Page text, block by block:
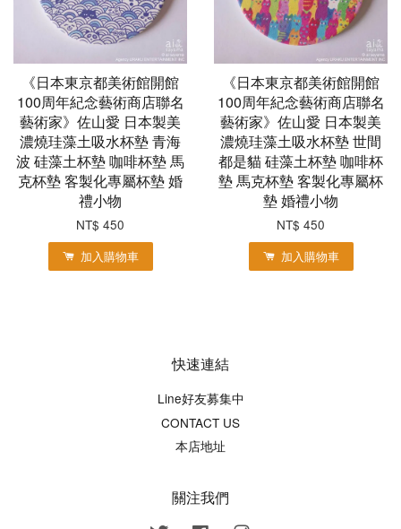
《日本東京都美術館開館
100周年紀念藝術商店聯名
藝術家》佐山愛 日本製美
濃燒珪藻土吸水杯墊 青海
波 硅藻土杯墊 咖啡杯墊 馬
克杯墊 客製化專屬杯墊 婚
禮小物
NT$ 450
加入購物車
《日本東京都美術館開館
100周年紀念藝術商店聯名
藝術家》佐山愛 日本製美
濃燒珪藻土吸水杯墊 世間
都是貓 硅藻土杯墊 咖啡杯
墊 馬克杯墊 客製化專屬杯
墊 婚禮小物
NT$ 450
加入購物車
快速連結
Line好友募集中
CONTACT US
本店地址
關注我們